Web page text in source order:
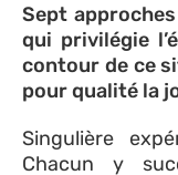
Sept
qui privilégie
contour de ce
pour qualité la
Singulière
Chacun y